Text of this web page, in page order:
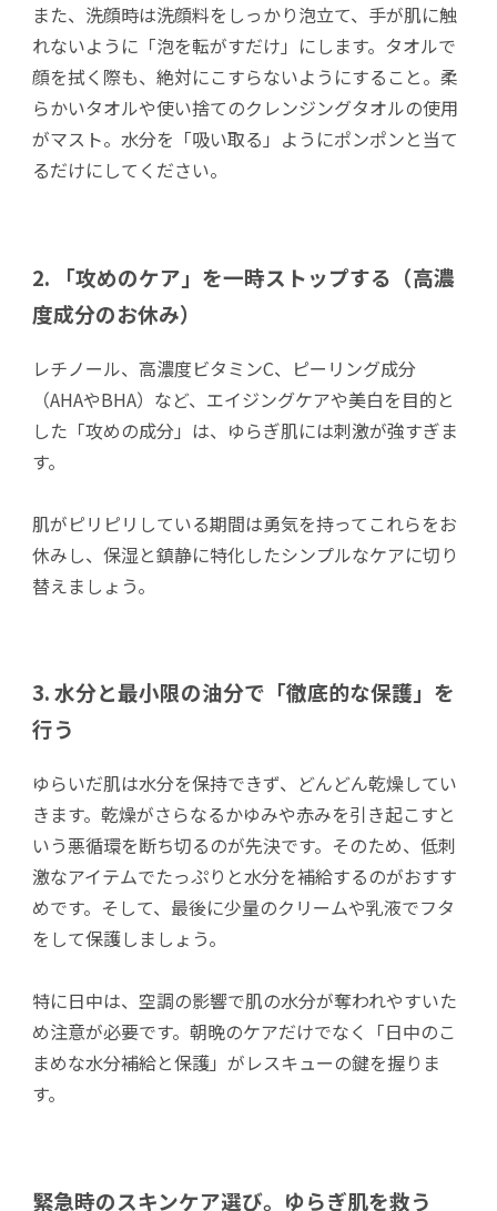
また、洗顔時は洗顔料をしっかり泡立て、手が肌に触
れないように「泡を転がすだけ」にします。タオルで
顔を拭く際も、絶対にこすらないようにすること。柔
らかいタオルや使い捨てのクレンジングタオルの使用
がマスト。水分を「吸い取る」ようにポンポンと当て
るだけにしてください。
2. 「攻めのケア」を一時ストップする（高濃
度成分のお休み）
レチノール、高濃度ビタミンC、ピーリング成分
（AHAやBHA）など、エイジングケアや美白を目的と
した「攻めの成分」は、ゆらぎ肌には刺激が強すぎま
す。
肌がピリピリしている期間は勇気を持ってこれらをお
休みし、保湿と鎮静に特化したシンプルなケアに切り
替えましょう。
3. 水分と最小限の油分で「徹底的な保護」を
行う
ゆらいだ肌は水分を保持できず、どんどん乾燥してい
きます。乾燥がさらなるかゆみや赤みを引き起こすと
いう悪循環を断ち切るのが先決です。そのため、低刺
激なアイテムでたっぷりと水分を補給するのがおすす
めです。そして、最後に少量のクリームや乳液でフタ
をして保護しましょう。
特に日中は、空調の影響で肌の水分が奪われやすいた
め注意が必要です。朝晩のケアだけでなく「日中のこ
まめな水分補給と保護」がレスキューの鍵を握りま
す。
緊急時のスキンケア選び。ゆらぎ肌を救う